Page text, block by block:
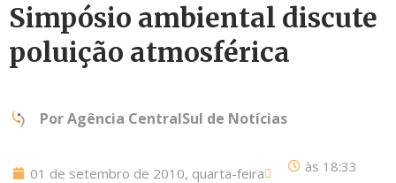
Simpósio ambiental discute
poluição atmosférica
PorAgência CentralSul de Notícias
01 de setembro de 2010, quarta-feira às 18:33